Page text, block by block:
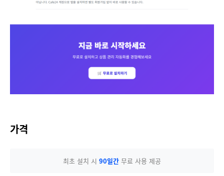
가격
최초 설치 시 90일간 무료 사용 제공